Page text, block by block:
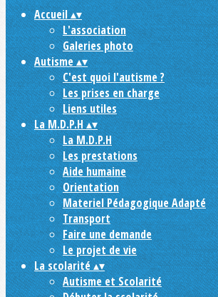
Accueil▴▾
L'association
Galeries photo
Autisme▴▾
C'est quoi l'autisme ?
Les prises en charge
Liens utiles
La M.D.P.H▴▾
La M.D.P.H
Les prestations
Aide humaine
Orientation
Materiel Pédagogique Adapté
Transport
Faire une demande
Le projet de vie
La scolarité▴▾
Autisme et Scolarité